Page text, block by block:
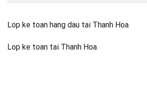
Lop ke toan hang dau tai Thanh Hoa
Lop ke toan tai Thanh Hoa